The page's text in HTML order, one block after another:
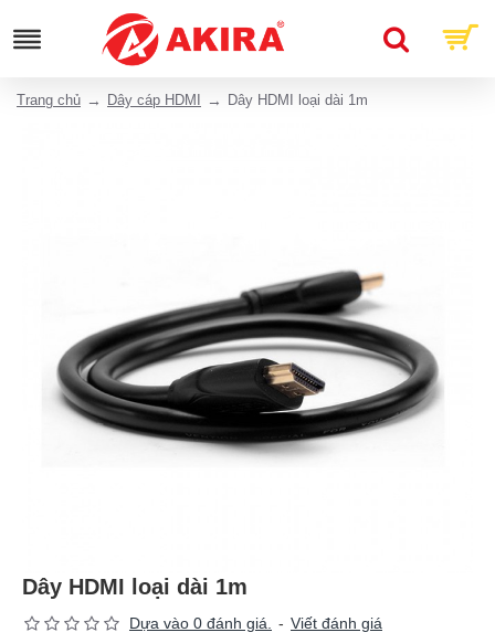
Trang chủ Dây cáp HDMI Dây HDMI loại dài 1m
Dây HDMI loại dài 1m
Dựa vào 0 đánh giá. - Viết đánh giá